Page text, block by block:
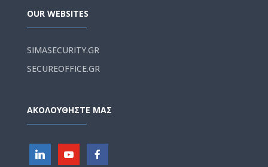
OUR WEBSITES
SIMASECURITY.GR
SECUREOFFICE.GR
ΑΚΟΛΟΥΘΗΣΤΕ ΜΑΣ